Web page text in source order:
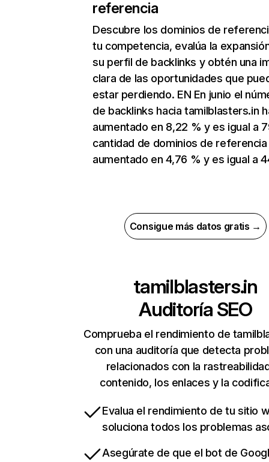
referencia
Descubre los dominios de
tu competencia, evalúa la
su perfil de backlinks y obtén una
clara de las oportunidades que
estar perdiendo. EN En junio el
de backlinks hacia tamilblasters.in
aumentado en 8,22 % y es igual a
cantidad de dominios de referencia
aumentado en 4,76 % y es igual a
Consigue más datos gratis →
tamilblasters.in
Auditoría SEO
Comprueba el rendimiento de
con una auditoría que detecta
relacionados con la
contenido, los enlaces y la
Evalua el rendimiento de tu sitio
soluciona todos los problemas
Asegúrate de que el bot de